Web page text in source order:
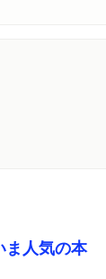
ま人気の本